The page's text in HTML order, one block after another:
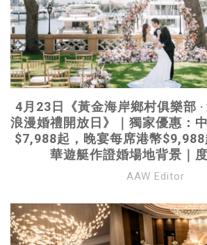
4月23日《黃金海岸鄉村俱樂部
浪漫婚禮開放日》｜獨家優惠：
$7,988起，晚宴每席港幣
華遊艇作證婚場地背景｜
AAW Editor